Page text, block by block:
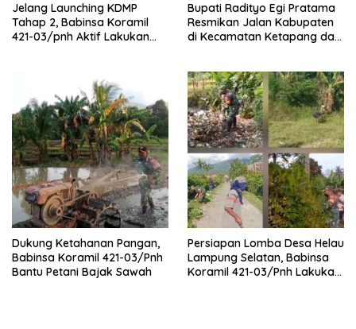
Jelang Launching KDMP
Tahap 2, Babinsa Koramil
421-03/pnh Aktif Lakukan
Bupati Radityo Egi Pratama
Resmikan Jalan Kabupaten
di Kecamatan Ketapang dan
Dukung Ketahanan Pangan,
Babinsa Koramil 421-03/Pnh
Bantu Petani Bajak Sawah
Persiapan Lomba Desa Helau
Lampung Selatan, Babinsa
Koramil 421-03/Pnh Lakukan